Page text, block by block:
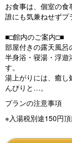
お食事は、個室の食
誰にも気兼ねせずプ
■□館内のご案内□■
部屋付きの露天風呂
半身浴・寝湯・浮遊
す。
湯上がりには、癒
んびりと…。
プランの注意事項
※入湯税別途150円頂